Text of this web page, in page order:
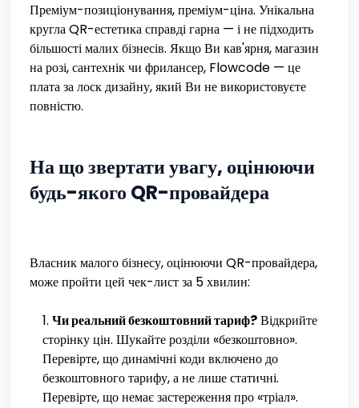
Преміум-позиціонування, преміум-ціна. Унікальна
кругла QR-естетика справді гарна — і не підходить
більшості малих бізнесів. Якщо Ви кав'ярня, магазин
на розі, сантехнік чи фрилансер, Flowcode — це
плата за лоск дизайну, який Ви не використовуєте
повністю.
На що звертати увагу, оцінюючи
будь-якого QR-провайдера
Власник малого бізнесу, оцінюючи QR-провайдера,
може пройти цей чек-лист за 5 хвилин:
Чи реальний безкоштовний тариф?Відкрийте
сторінку цін. Шукайте розділи «безкоштовно».
Перевірте, що динамічні коди включено до
безкоштовного тарифу, а не лише статичні.
Перевірте, що немає застереження про «тріал».